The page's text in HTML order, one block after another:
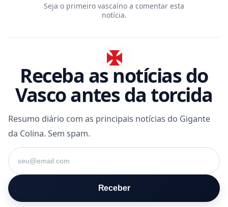
Seja o primeiro vascaíno a comentar esta
notícia.
Receba as notícias do
Vasco antes da torcida
Resumo diário com as principais notícias do Gigante
da Colina. Sem spam.
Seu e-mail
Receber